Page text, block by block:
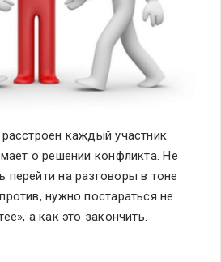
каждый участник
о решении конфликта. Не
перейти на разговоры в тоне
нужно постараться не
а как это закончить.